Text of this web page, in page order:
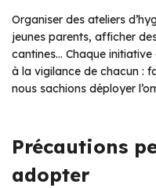
Organiser des ateliers
jeunes parents, afficher
cantines… Chaque
à la vigilance de chacun :
nous sachions déployer
Précautions
adopter